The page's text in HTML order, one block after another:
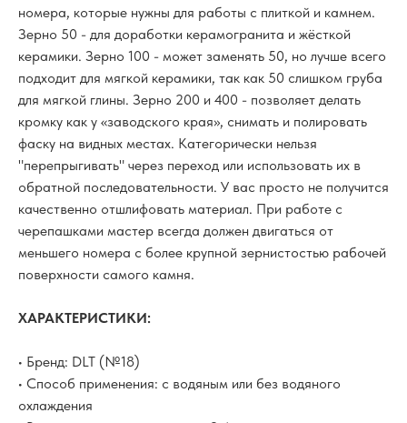
номера, которые нужны для работы с плиткой и камнем.
Зерно 50 - для доработки керамогранита и жёсткой
керамики. Зерно 100 - может заменять 50, но лучше всего
подходит для мягкой керамики, так как 50 слишком груба
для мягкой глины. Зерно 200 и 400 - позволяет делать
кромку как у «заводского края», снимать и полировать
фаску на видных местах. Категорически нельзя
"перепрыгивать" через переход или использовать их в
обратной последовательности. У вас просто не получится
качественно отшлифовать материал. При работе с
черепашками мастер всегда должен двигаться от
меньшего номера с более крупной зернистостью рабочей
поверхности самого камня.
ХАРАКТЕРИСТИКИ:
• Бренд: DLT (№18)
• Способ применения: с водяным или без водяного
охлаждения